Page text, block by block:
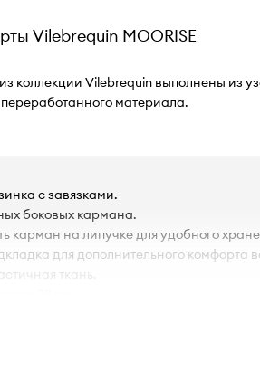
Vilebrequin MOORISE
коллекции Vilebrequin выполнены из
материала.
с завязками.
боковых кармана.
карман на липучке для удобного
для дополнительного комфорта
ткань.